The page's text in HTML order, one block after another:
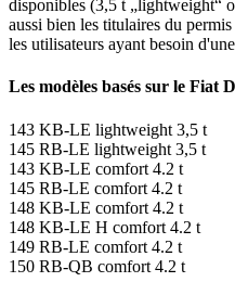
disponibles (3,5 t „lightweight“
aussi bien les titulaires du
les utilisateurs ayant besoin
Les modèles basés sur le Fiat
143 KB-LE lightweight 3,5 t
145 RB-LE lightweight 3,5 t
143 KB-LE comfort 4.2 t
145 RB-LE comfort 4.2 t
148 KB-LE comfort 4.2 t
148 KB-LE H comfort 4.2 t
149 RB-LE comfort 4.2 t
150 RB-QB comfort 4.2 t